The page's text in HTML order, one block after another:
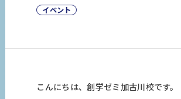
イベント
こんにちは、創学ゼミ加古川校です。